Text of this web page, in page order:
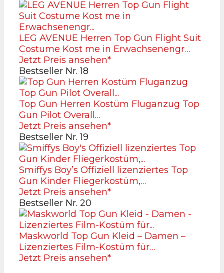
LEG AVENUE Herren Top Gun Flight Suit
Costume Kost me in Erwachsenengr…
Jetzt Preis ansehen*
Bestseller Nr. 18
Top Gun Herren Kostüm Fluganzug Top
Gun Pilot Overall…
Jetzt Preis ansehen*
Bestseller Nr. 19
Smiffys Boy’s Offiziell lizenziertes Top
Gun Kinder Fliegerkostüm,…
Jetzt Preis ansehen*
Bestseller Nr. 20
Maskworld Top Gun Kleid – Damen –
Lizenziertes Film-Kostüm für…
Jetzt Preis ansehen*